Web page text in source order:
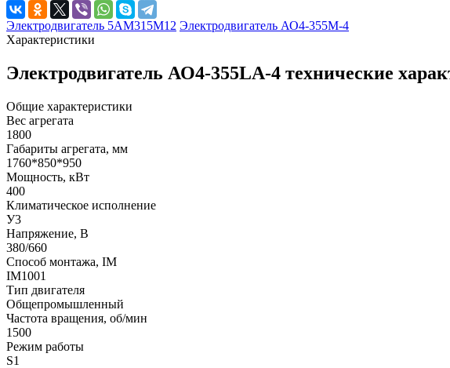
Электродвигатель 5АМ315М12 Электродвигатель АО4-355М-4
Характеристики
Электродвигатель АО4-355LА-4 технические
Общие характеристики
Вес агрегата
1800
Габариты агрегата, мм
1760*850*950
Мощность, кВт
400
Климатическое исполнение
У3
Напряжение, В
380/660
Способ монтажа, IM
IM1001
Тип двигателя
Общепромышленный
Частота вращения, об/мин
1500
Режим работы
S1